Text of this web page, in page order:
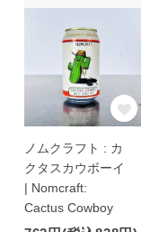
ノムクラフト : カ
クタスカウボーイ
| Nomcraft:
Cactus Cowboy